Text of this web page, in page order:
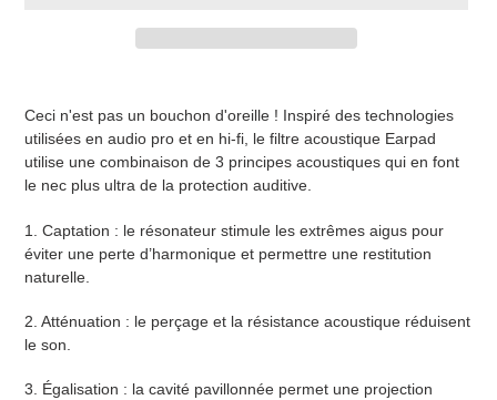
Ceci n'est pas un bouchon d'oreille ! Inspiré des technologies
utilisées en audio pro et en hi-fi, le filtre acoustique Earpad
utilise une combinaison de 3 principes acoustiques qui en font
le nec plus ultra de la protection auditive.
1. Captation : le résonateur stimule les extrêmes aigus pour
éviter une perte d’harmonique et permettre une restitution
naturelle.
2. Atténuation : le perçage et la résistance acoustique réduisent
le son.
3. Égalisation : la cavité pavillonnée permet une projection